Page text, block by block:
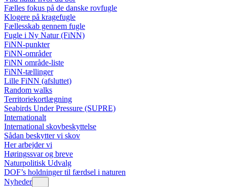
Fælles fokus på de danske rovfugle
Klogere på kragefugle
Fællesskab gennem fugle
Fugle i Ny Natur (FiNN)
FiNN-punkter
FiNN-områder
FiNN område-liste
FiNN-tællinger
Lille FiNN (afsluttet)
Random walks
Territoriekortlægning
Seabirds Under Pressure (SUPRE)
Internationalt
International skovbeskyttelse
Sådan beskytter vi skov
Her arbejder vi
Høringssvar og breve
Naturpolitisk Udvalg
DOF’s holdninger til færdsel i naturen
Nyheder